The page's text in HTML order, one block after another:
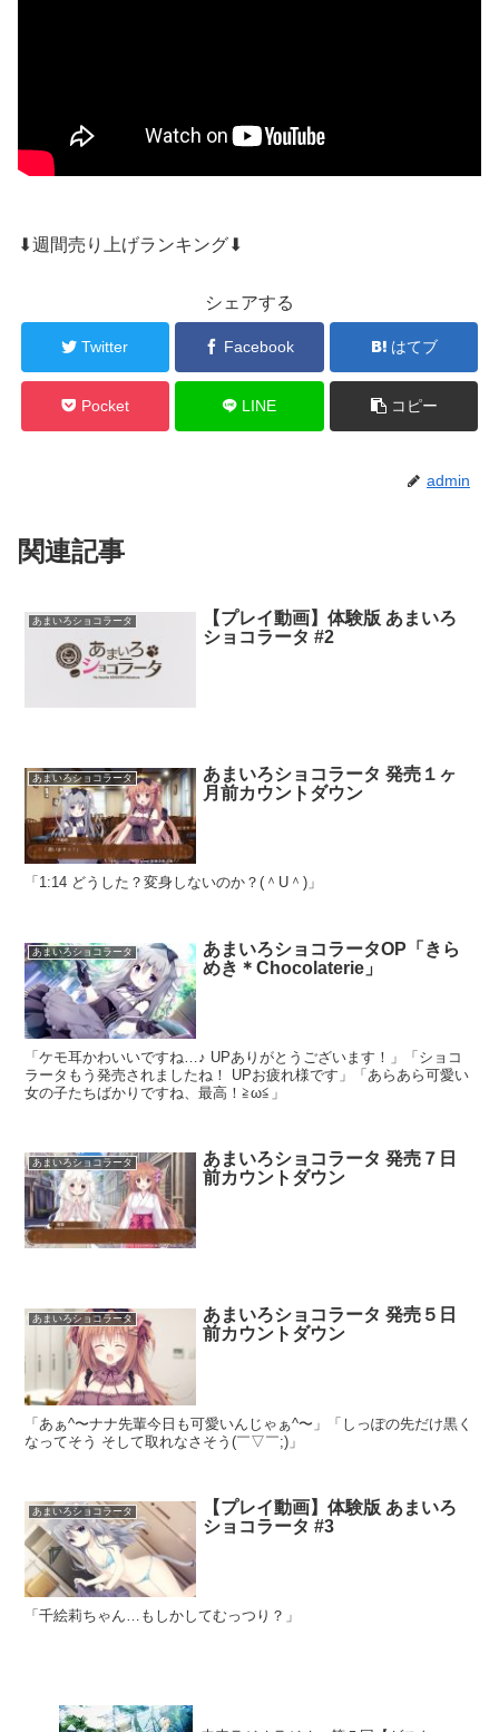
⬇週間売り上げランキング⬇
シェアする
Twitter Facebook はてブ
Pocket LINE コピー
admin
関連記事
あまいろショコラータ
【プレイ動画】体験版 あまいろ
ショコラータ #2
あまいろショコラータ
あまいろショコラータ 発売１ヶ
月前カウントダウン
「1:14 どうした？変身しないのか？(＾U＾)」
あまいろショコラータ
あまいろショコラータOP「きら
めき＊Chocolaterie」
「ケモ耳かわいいですね…♪ UPありがとうございます！」「ショコ
ラータもう発売されましたね！ UPお疲れ様です」「あらあら可愛い
女の子たちばかりですね、最高！≧ω≦」
あまいろショコラータ
あまいろショコラータ 発売７日
前カウントダウン
あまいろショコラータ
あまいろショコラータ 発売５日
前カウントダウン
「あぁ^〜ナナ先輩今日も可愛いんじゃぁ^〜」「しっぽの先だけ黒く
なってそう そして取れなさそう(￣▽￣;)」
あまいろショコラータ
【プレイ動画】体験版 あまいろ
ショコラータ #3
「千絵莉ちゃん…もしかしてむっつり？」